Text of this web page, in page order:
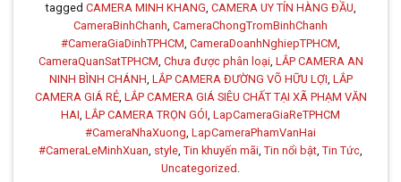
tagged CAMERA MINH KHANG, CAMERA UY TÍN HÀNG ĐẦU,
CameraBinhChanh, CameraChongTromBinhChanh
#CameraGiaDinhTPHCM, CameraDoanhNghiepTPHCM,
CameraQuanSatTPHCM, Chưa được phân loại, LẮP CAMERA AN
NINH BÌNH CHÁNH, LẮP CAMERA ĐƯỜNG VÕ HỮU LỢI, LẮP
CAMERA GIÁ RẺ, LẮP CAMERA GIÁ SIÊU CHẤT TẠI XÃ PHẠM VĂN
HAI, LẮP CAMERA TRỌN GÓI, LapCameraGiaReTPHCM
#CameraNhaXuong, LapCameraPhamVanHai
#CameraLeMinhXuan, style, Tin khuyến mãi, Tin nổi bật, Tin Tức,
Uncategorized .